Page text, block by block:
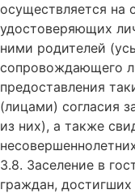
осуществляется на
удостоверяющих
ними родителей
сопровождающего
предоставления
(лицами) согласия
из них), а также
3.8. Заселение в
граждан, достигших